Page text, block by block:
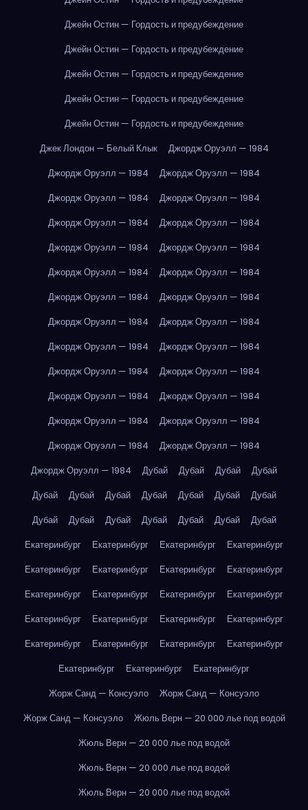
Джейн Остин — Гордость и предубеждение
Джейн Остин — Гордость и предубеждение
Джейн Остин — Гордость и предубеждение
Джейн Остин — Гордость и предубеждение
Джейн Остин — Гордость и предубеждение
Джек Лондон — Белый Клык
Джордж Оруэлл — 1984
Джордж Оруэлл — 1984
Джордж Оруэлл — 1984
Джордж Оруэлл — 1984
Джордж Оруэлл — 1984
Джордж Оруэлл — 1984
Джордж Оруэлл — 1984
Джордж Оруэлл — 1984
Джордж Оруэлл — 1984
Джордж Оруэлл — 1984
Джордж Оруэлл — 1984
Джордж Оруэлл — 1984
Джордж Оруэлл — 1984
Джордж Оруэлл — 1984
Джордж Оруэлл — 1984
Джордж Оруэлл — 1984
Джордж Оруэлл — 1984
Джордж Оруэлл — 1984
Джордж Оруэлл — 1984
Джордж Оруэлл — 1984
Джордж Оруэлл — 1984
Джордж Оруэлл — 1984
Джордж Оруэлл — 1984
Джордж Оруэлл — 1984
Джордж Оруэлл — 1984
Джордж Оруэлл — 1984
Дубай Дубай Дубай
Дубай
Дубай
Дубай Дубай Дубай Дубай Дубай
Дубай
Дубай
Дубай Дубай Дубай Дубай Дубай
Дубай
Екатеринбург
Екатеринбург Екатеринбург
Екатеринбург
Екатеринбург
Екатеринбург Екатеринбург
Екатеринбург
Екатеринбург
Екатеринбург Екатеринбург
Екатеринбург
Екатеринбург
Екатеринбург Екатеринбург
Екатеринбург
Екатеринбург
Екатеринбург Екатеринбург
Екатеринбург
Екатеринбург
Екатеринбург
Екатеринбург
Жорж Санд — Консуэло
Жорж Санд — Консуэло
Жорж Санд — Консуэло
Жюль Верн — 20 000 лье под водой
Жюль Верн — 20 000 лье под водой
Жюль Верн — 20 000 лье под водой
Жюль Верн — 20 000 лье под водой